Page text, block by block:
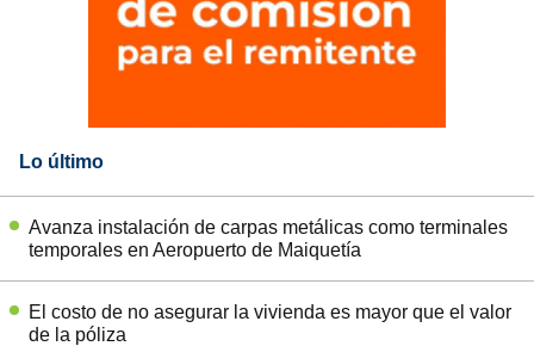
Lo último
Avanza instalación de carpas metálicas como terminales
temporales en Aeropuerto de Maiquetía
El costo de no asegurar la vivienda es mayor que el valor
de la póliza